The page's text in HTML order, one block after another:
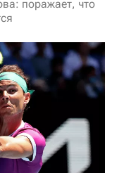
поражает, что